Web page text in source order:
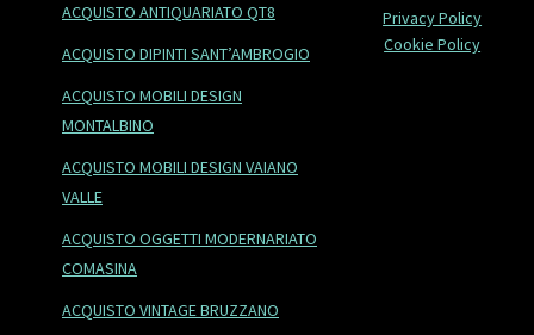
ACQUISTO ANTIQUARIATO QT8
ACQUISTO DIPINTI SANT’AMBROGIO
ACQUISTO MOBILI DESIGN
MONTALBINO
ACQUISTO MOBILI DESIGN VAIANO
VALLE
ACQUISTO OGGETTI MODERNARIATO
COMASINA
ACQUISTO VINTAGE BRUZZANO
Privacy Policy
Cookie Policy